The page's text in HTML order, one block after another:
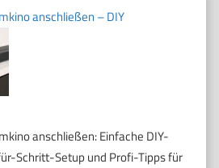
anschließen – DIY
anschließen: Einfache DIY-
Schritt-Setup und Profi-Tipps für